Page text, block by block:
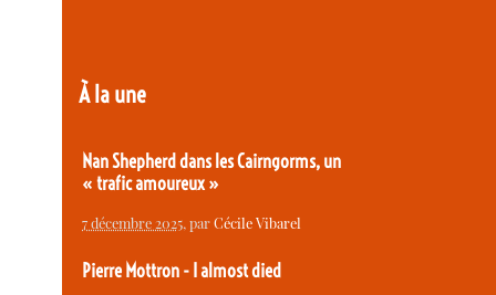
À la une
Nan Shepherd dans les Cairngorms, un
« trafic amoureux »
7 décembre 2025, parCécile Vibarel
Pierre Mottron - I almost died